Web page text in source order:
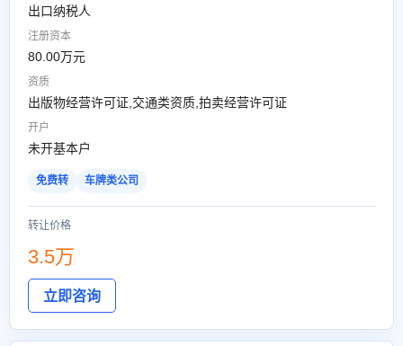
出口纳税人
注册资本
80.00万元
资质
出版物经营许可证,交通类资质,拍卖经营许可证
开户
未开基本户
免费转 车牌类公司
转让价格
3.5万
立即咨询